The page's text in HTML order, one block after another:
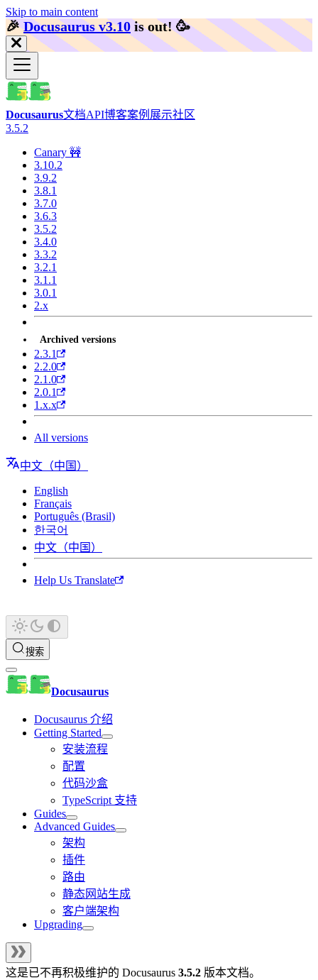
Skip to main content
🎉️Docusaurus v3.10 is out! 🥳️
Docusaurus文档API博客案例展示社区
3.5.2
Canary 🚧
3.10.2
3.9.2
3.8.1
3.7.0
3.6.3
3.5.2
3.4.0
3.3.2
3.2.1
3.1.1
3.0.1
2.x
Archived versions
2.3.1
2.2.0
2.1.0
2.0.1
1.x.x
All versions
中文（中国）
English
Français
Português (Brasil)
한국어
中文（中国）
Help Us Translate
搜索
Docusaurus
Docusaurus 介绍
Getting Started
安装流程
配置
代码沙盒
TypeScript 支持
Guides
Advanced Guides
架构
插件
路由
静态网站生成
客户端架构
Upgrading
这是已不再积极维护的 Docusaurus 3.5.2 版本文档。